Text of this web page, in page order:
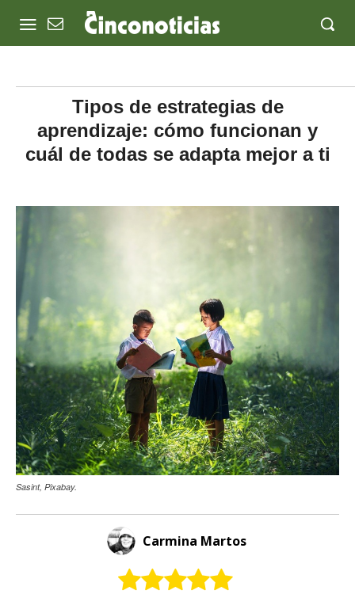
Tipos de estrategias de
aprendizaje: cómo funcionan y
cuál de todas se adapta mejor a ti
Sasint, Pixabay.
Carmina Martos